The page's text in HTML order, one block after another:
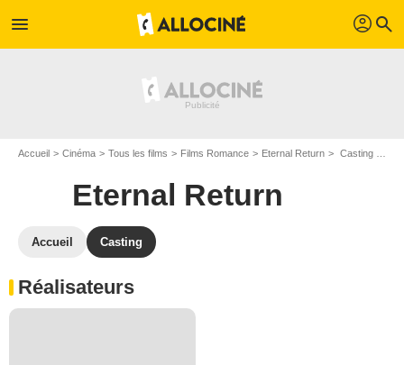
menu profil search
Accueil Cinéma Tous les films Films Romance Eternal Return Casting Eternal Return
Eternal Return
Accueil Casting
Réalisateurs